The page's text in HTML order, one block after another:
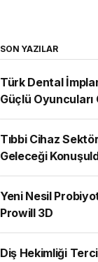
SON YAZILAR
Türk Dental
Güçlü Oyuncuları
Tıbbi Cihaz
Geleceği
Yeni Nesil
Prowill 3D
Diş Hekimliği